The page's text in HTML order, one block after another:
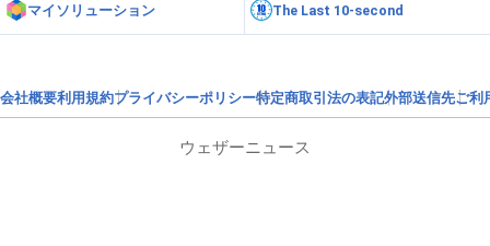
マイソリューション The Last 10-second
会社概要利用規約プライバシーポリシー特定商取引法の表記外部送信先ご利
ウェザーニュース